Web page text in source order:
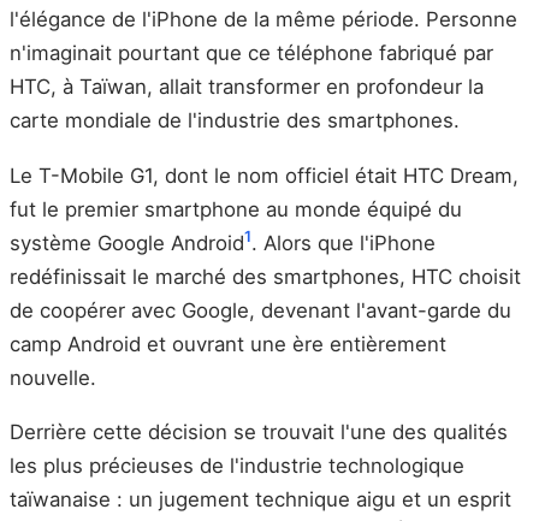
l'élégance de l'iPhone de la même période. Personne
n'imaginait pourtant que ce téléphone fabriqué par
HTC, à Taïwan, allait transformer en profondeur la
carte mondiale de l'industrie des smartphones.
Le T-Mobile G1, dont le nom officiel était HTC Dream,
fut le premier smartphone au monde équipé du
système Google Android1. Alors que l'iPhone
redéfinissait le marché des smartphones, HTC choisit
de coopérer avec Google, devenant l'avant-garde du
camp Android et ouvrant une ère entièrement
nouvelle.
Derrière cette décision se trouvait l'une des qualités
les plus précieuses de l'industrie technologique
taïwanaise : un jugement technique aigu et un esprit